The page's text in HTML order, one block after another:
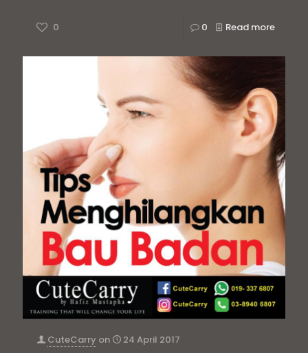
0 0 Read more
CuteCarry on 24 April 2017